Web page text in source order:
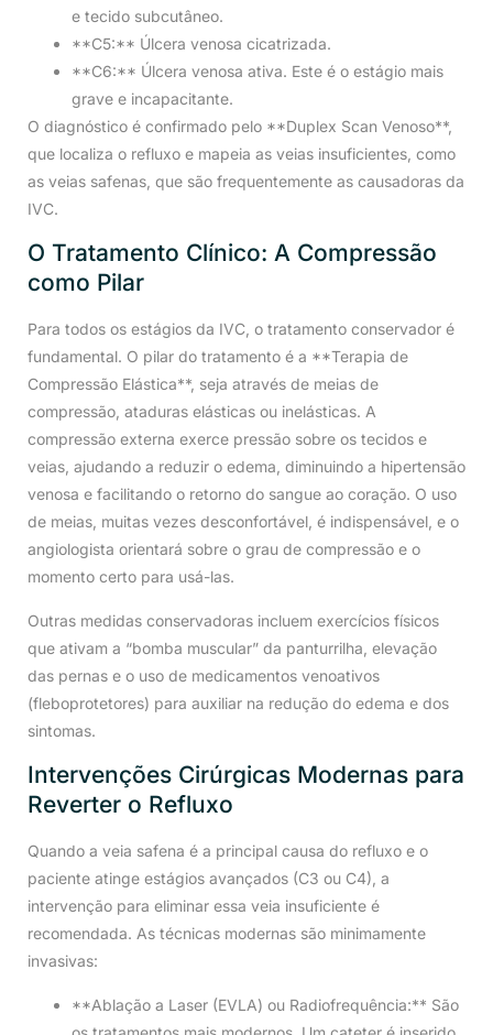
e tecido subcutâneo.
**C5:** Úlcera venosa cicatrizada.
**C6:** Úlcera venosa ativa. Este é o estágio mais
grave e incapacitante.
O diagnóstico é confirmado pelo **Duplex Scan Venoso**,
que localiza o refluxo e mapeia as veias insuficientes, como
as veias safenas, que são frequentemente as causadoras da
IVC.
O Tratamento Clínico: A Compressão
como Pilar
Para todos os estágios da IVC, o tratamento conservador é
fundamental. O pilar do tratamento é a **Terapia de
Compressão Elástica**, seja através de meias de
compressão, ataduras elásticas ou inelásticas. A
compressão externa exerce pressão sobre os tecidos e
veias, ajudando a reduzir o edema, diminuindo a hipertensão
venosa e facilitando o retorno do sangue ao coração. O uso
de meias, muitas vezes desconfortável, é indispensável, e o
angiologista orientará sobre o grau de compressão e o
momento certo para usá-las.
Outras medidas conservadoras incluem exercícios físicos
que ativam a “bomba muscular” da panturrilha, elevação
das pernas e o uso de medicamentos venoativos
(fleboprotetores) para auxiliar na redução do edema e dos
sintomas.
Intervenções Cirúrgicas Modernas para
Reverter o Refluxo
Quando a veia safena é a principal causa do refluxo e o
paciente atinge estágios avançados (C3 ou C4), a
intervenção para eliminar essa veia insuficiente é
recomendada. As técnicas modernas são minimamente
invasivas:
**Ablação a Laser (EVLA) ou Radiofrequência:** São